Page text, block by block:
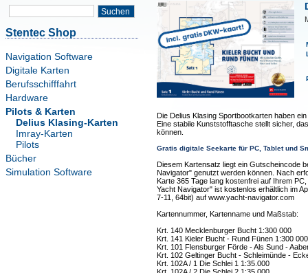
Suchen
Stentec Shop
Navigation Software
Digitale Karten
Berufsschifffahrt
Hardware
Pilots & Karten
Delius Klasing-Karten
Imray-Karten
Pilots
Bücher
Simulation Software
Die Delius Klasing Sportbootkarten haben
Eine stabile Kunststofftasche stellt sicher,
können.
Gratis digitale Seekarte für PC, Tablet und
Diesem Kartensatz liegt ein Gutscheincode
Navigator" genutzt werden können. Nach
Karte 365 Tage lang kostenfrei auf Ihrem
Yacht Navigator" ist kostenlos erhältlich im
7-11, 64bit) auf www.yacht-navigator.com
Kartennummer, Kartenname und Maßstab:
Krt. 140 Mecklenburger Bucht 1:300 000
Krt. 141 Kieler Bucht - Rund Fünen 1:300 000
Krt. 101 Flensburger Förde - Als Sund -
Krt. 102 Geltinger Bucht - Schleimünde -
Krt. 102A / 1 Die Schlei 1 1:35.000